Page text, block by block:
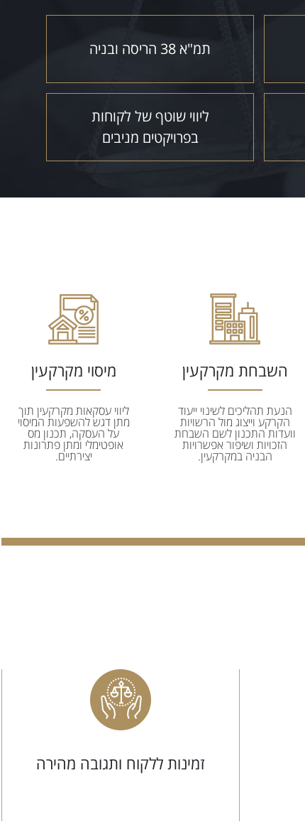
תמ"א 38 הריסה ובניה
ליווי שוטף של לקוחות
בפרויקטים מניבים
השבחת מקרקעין
הנעת תהליכים לשינוי ייעוד
הקרקע וייצוג מול הרשויות
וועדות התכנון לשם השבחת
הזכויות ושיפור אפשרויות
הבניה במקרקעין.
מיסוי מקרקעין
ליווי עסקאות מקרקעין תוך
מתן דגש להשפעות המיסוי
על העסקה, תכנון מס
אופטימלי ומתן פתרונות
יצירתיים.
זמינות ללקוח ותגובה מהירה